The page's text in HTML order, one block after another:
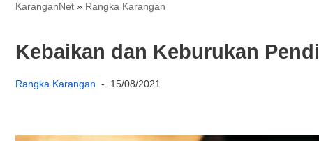
KaranganNet» Rangka Karangan
Kebaikan dan Keburukan
Rangka Karangan 15/08/2021